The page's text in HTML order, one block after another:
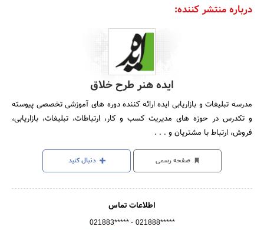
درباره منتشر کننده:
ایده هنر طرح خلاق
مدرسه تبلیغات و بازاریابی ایده ارائه کننده دوره های آموزشی تخصصی پیوسته
و تکدرس در حوزه های مدیریت کسب و کار، ارتباطات، تبلیغات، بازاریابی،
فروش، ارتباط با مشتریان و . . .
صفحه رسمی دنبال کنید
اطلاعات تماس
021883***** - 021888*****